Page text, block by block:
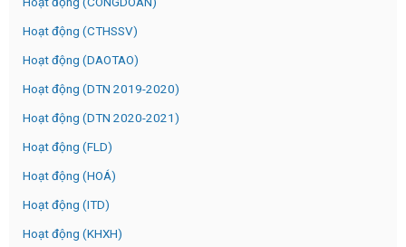
Hoạt động (CTHSSV)
Hoạt động (DAOTAO)
Hoạt động (DTN 2019-2020)
Hoạt động (DTN 2020-2021)
Hoạt động (FLD)
Hoạt động (HOÁ)
Hoạt động (ITD)
Hoạt động (KHXH)